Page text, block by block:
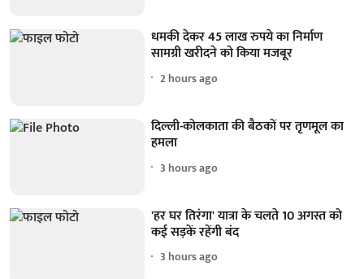
धमकी देकर 45 लाख रुपये का निर्माण
सामग्री खरीदने को किया मजबूर
2 hours ago
दिल्ली-कोलकाता की बैठकों पर तृणमूल का
हमला
3 hours ago
'हर घर तिरंगा' यात्रा के चलते 10 अगस्त को
कई सड़कें रहेंगी बंद
3 hours ago